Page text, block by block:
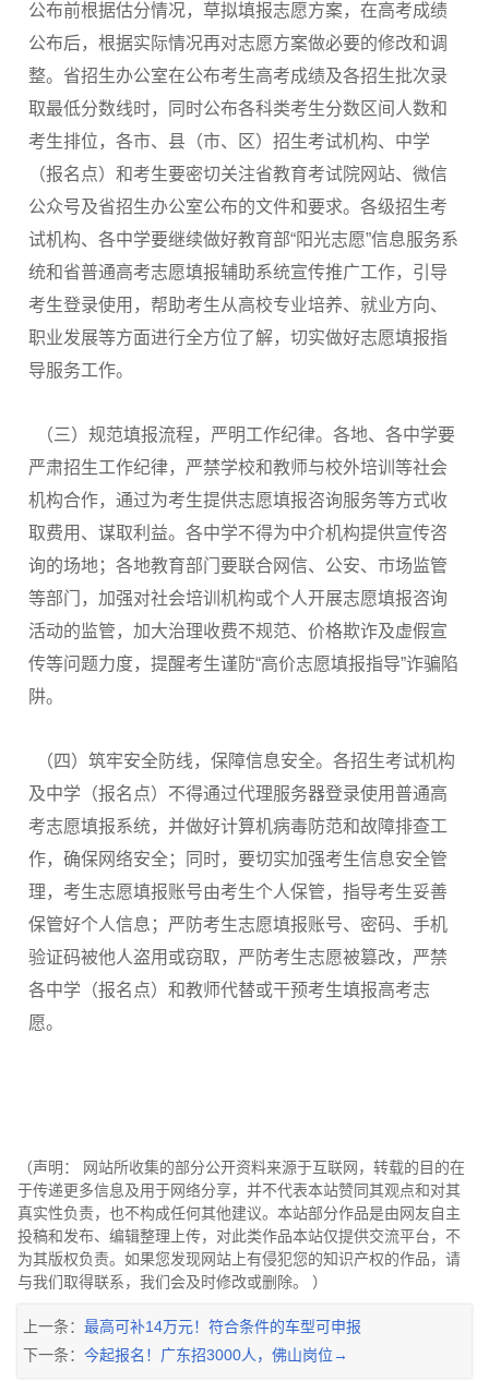
公布前根据估分情况，草拟填报志愿方案，在高考成绩
公布后，根据实际情况再对志愿方案做必要的修改和调
整。省招生办公室在公布考生高考成绩及各招生批次录
取最低分数线时，同时公布各科类考生分数区间人数和
考生排位，各市、县（市、区）招生考试机构、中学
（报名点）和考生要密切关注省教育考试院网站、微信
公众号及省招生办公室公布的文件和要求。各级招生考
试机构、各中学要继续做好教育部“阳光志愿”信息服务系
统和省普通高考志愿填报辅助系统宣传推广工作，引导
考生登录使用，帮助考生从高校专业培养、就业方向、
职业发展等方面进行全方位了解，切实做好志愿填报指
导服务工作。
（三）规范填报流程，严明工作纪律。各地、各中学要
严肃招生工作纪律，严禁学校和教师与校外培训等社会
机构合作，通过为考生提供志愿填报咨询服务等方式收
取费用、谋取利益。各中学不得为中介机构提供宣传咨
询的场地；各地教育部门要联合网信、公安、市场监管
等部门，加强对社会培训机构或个人开展志愿填报咨询
活动的监管，加大治理收费不规范、价格欺诈及虚假宣
传等问题力度，提醒考生谨防“高价志愿填报指导”诈骗陷
阱。
（四）筑牢安全防线，保障信息安全。各招生考试机构
及中学（报名点）不得通过代理服务器登录使用普通高
考志愿填报系统，并做好计算机病毒防范和故障排查工
作，确保网络安全；同时，要切实加强考生信息安全管
理，考生志愿填报账号由考生个人保管，指导考生妥善
保管好个人信息；严防考生志愿填报账号、密码、手机
验证码被他人盗用或窃取，严防考生志愿被篡改，严禁
各中学（报名点）和教师代替或干预考生填报高考志
愿。
（声明： 网站所收集的部分公开资料来源于互联网，转载的目的在
于传递更多信息及用于网络分享，并不代表本站赞同其观点和对其
真实性负责，也不构成任何其他建议。本站部分作品是由网友自主
投稿和发布、编辑整理上传，对此类作品本站仅提供交流平台，不
为其版权负责。如果您发现网站上有侵犯您的知识产权的作品，请
与我们取得联系，我们会及时修改或删除。 ）
上一条： 最高可补14万元！符合条件的车型可申报
下一条： 今起报名！广东招3000人，佛山岗位→